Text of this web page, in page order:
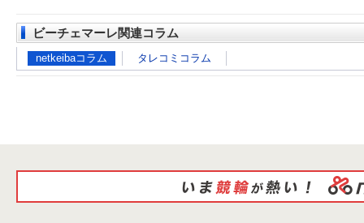
ビーチェマーレ関連コラム
netkeibaコラム タレコミコラム